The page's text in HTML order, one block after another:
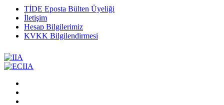
TİDE Eposta Bülten Üyeliği
İletişim
Hesap Bilgilerimiz
KVKK Bilgilendirmesi